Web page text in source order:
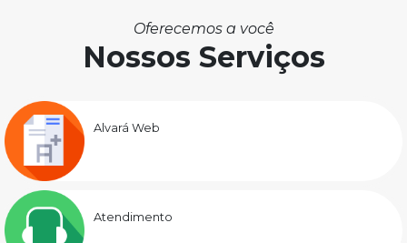
Oferecemos a você
Nossos Serviços
Alvará Web
Atendimento